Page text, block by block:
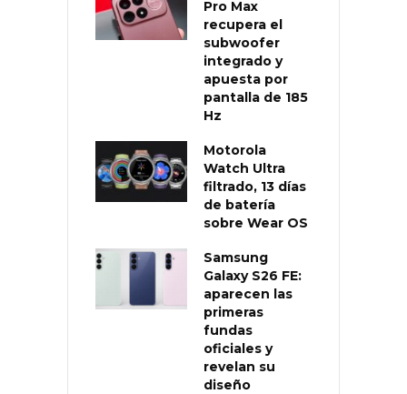
Pro Max
recupera el
subwoofer
integrado y
apuesta por
pantalla de 185
Hz
Motorola
Watch Ultra
filtrado, 13 días
de batería
sobre Wear OS
Samsung
Galaxy S26 FE:
aparecen las
primeras
fundas
oficiales y
revelan su
diseño